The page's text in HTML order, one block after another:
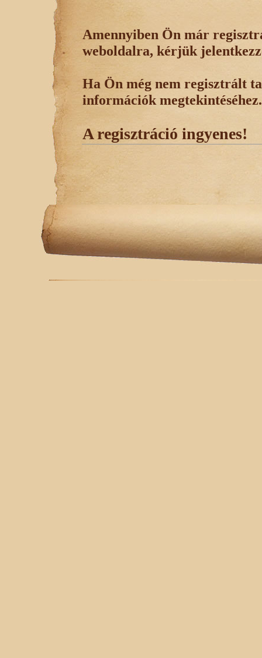
Amennyiben Ön már
weboldalra, kérjük
Ha Ön még nem regisztrált
információk megtekintéséhez.
A regisztráció ingyenes!